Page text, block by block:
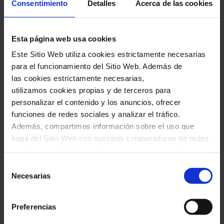
Consentimiento Detalles Acerca de las cookies
Esta página web usa cookies
Este Sitio Web utiliza cookies estrictamente necesarias
para el funcionamiento del Sitio Web. Además de
las cookies estrictamente necesarias,
utilizamos cookies propias y de terceros para
personalizar el contenido y los anuncios, ofrecer
funciones de redes sociales y analizar el tráfico.
Además, compartimos información sobre el uso que
haga del Sitio Web con nuestros colaboradores de redes
proporcionado o que hayan recopilado a través del uso
que haya hecho de sus servicios. En el cuadro inferior
puede “Permitir todas las cookies” o seleccionar el tipo
de cookies que quiere permitir y pulsar sobre "Permitir la
Necesarias
Preferencias
Ferran Cruixent en el número 377 de la
a los meses de septiembre-diciembre del 2022,
que también le dedica la portada.
CONECTADO A LAS
EMOCIONES
presencia importante en tu obra. En qué
consciente o bien espontánea?